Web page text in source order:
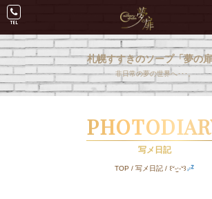
札幌すすきのソープ「夢の
非日常の夢の世界へ･･･。
写メ日記
TOP /写メ日記 / ꒰ᐡ-‧̫-ᐡ꒱